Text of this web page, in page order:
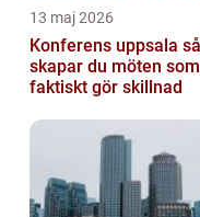
13 maj 2026
Konferens uppsala så
skapar du möten som
faktiskt gör skillnad